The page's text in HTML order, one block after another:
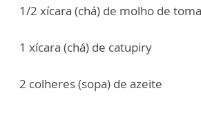
1/2 xícara (chá) de molho de
1 xícara (chá) de catupiry
2 colheres (sopa) de azeite